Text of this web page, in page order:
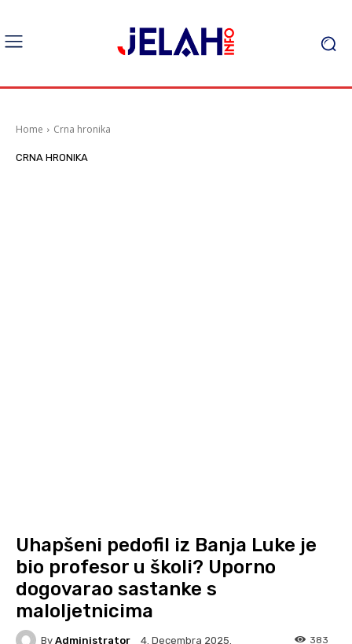
Home Crna hronika
CRNA HRONIKA
Uhapšeni pedofil iz Banja Luke je
bio profesor u školi? Uporno
dogovarao sastanke s
maloljetnicima
By Administrator 4. Decembra 2025. 383